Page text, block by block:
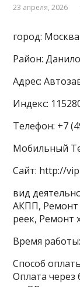
23 апреля, 2026
город: Москва
Район:
Адрес:
Индекс:
Телефон: +7
Мобильный
Сайт: http://
вид
АКПП, Ремонт
реек, Ремонт
Время
Способ
Оплата через